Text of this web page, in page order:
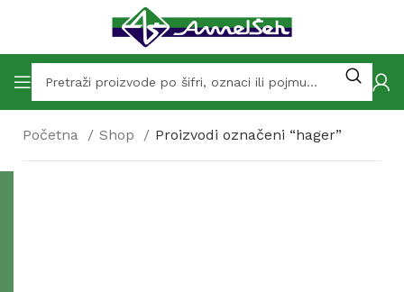
Početna Shop Proizvodi označeni “hager”